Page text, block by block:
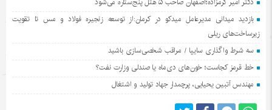
بازدید میدانی مدیرعامل میدکو در کرمان:از توسعه زنجیره فولاد و مس تا تقویت
زیرساخت‌های ریلی
سه شرط واگذاری سایپا / مراقب شخصی‌سازی باشید
خط قرمز کجاست؛ خون‌های دی‌ماه یا صندلی وزارت نفت؟
مهندس آتبین یحیایی، پرچمدار جهاد تولید و اشتغال